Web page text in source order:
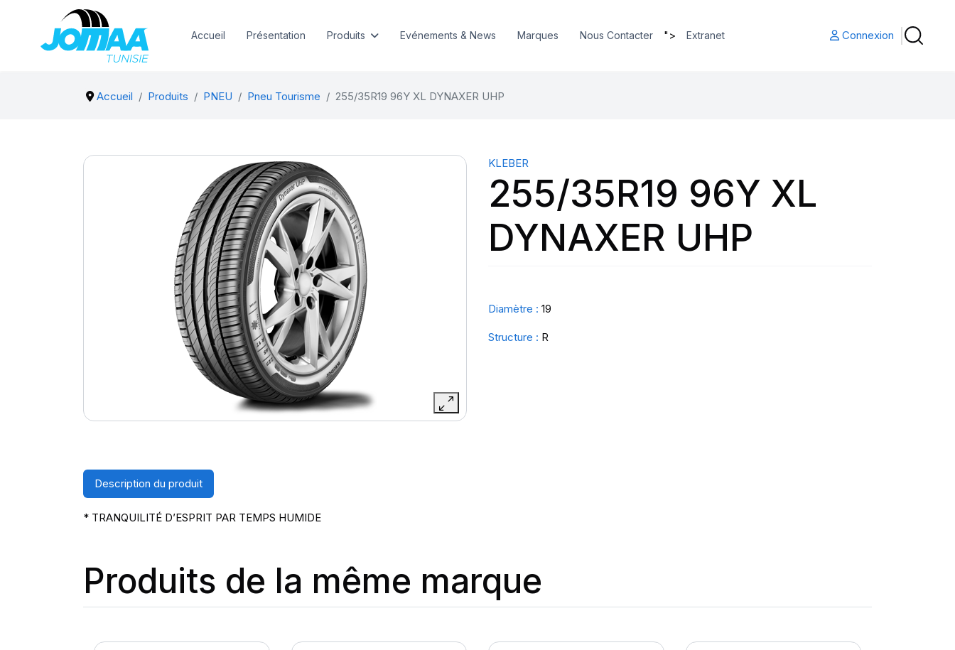
Accueil Présentation Produits Evénements & News Marques Nous Contacter "> Extranet Connexion
Accueil Produits PNEU Pneu Tourisme 255/35R19 96Y XL DYNAXER UHP
KLEBER
255/35R19 96Y XL
DYNAXER UHP
Diamètre : 19
Structure : R
Description du produit
* TRANQUILITÉ D’ESPRIT PAR TEMPS HUMIDE
Produits de la même marque